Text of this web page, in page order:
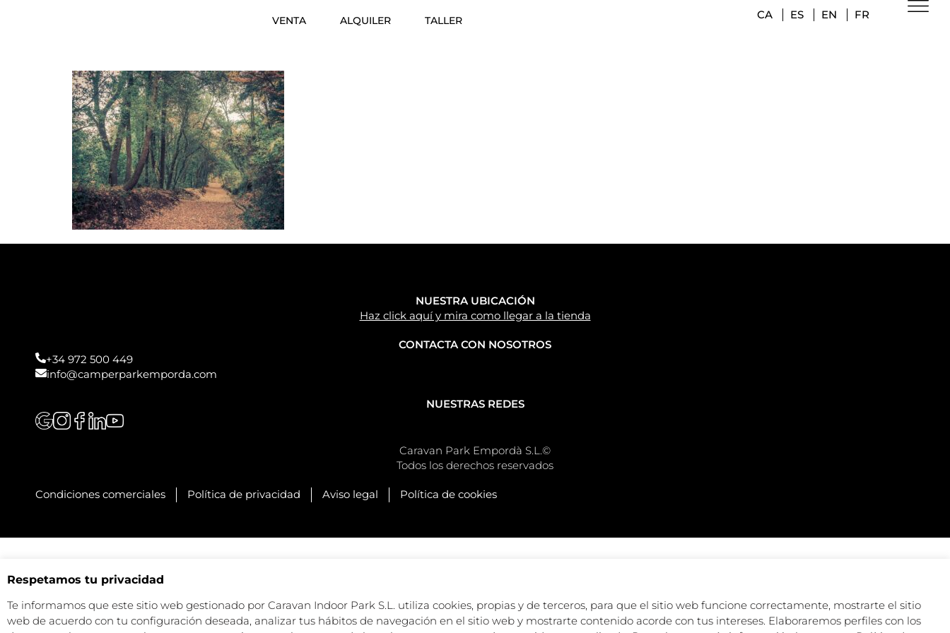
VENTA ALQUILER TALLER CA ES EN FR
NUESTRA UBICACIÓN
Haz click aquí y mira como llegar a la tienda
CONTACTA CON NOSOTROS
+34 972 500 449
info@camperparkemporda.com
NUESTRAS REDES
Caravan Park Empordà S.L.©
Todos los derechos reservados
Condiciones comerciales Política de privacidad Aviso legal Política de cookies
Respetamos tu privacidad
Te informamos que este sitio web gestionado por Caravan Indoor Park S.L. utiliza cookies, propias y de terceros, para que el sitio web funcione correctamente, mostrarte el sitio
web de acuerdo con tu configuración deseada, analizar tus hábitos de navegación en el sitio web y mostrarte contenido acorde con tus intereses. Elaboraremos perfiles con los